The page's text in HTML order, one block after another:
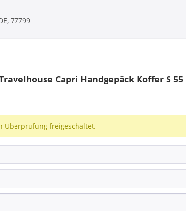
77799
Capri Handgepäck Koffer S
Überprüfung freigeschaltet.